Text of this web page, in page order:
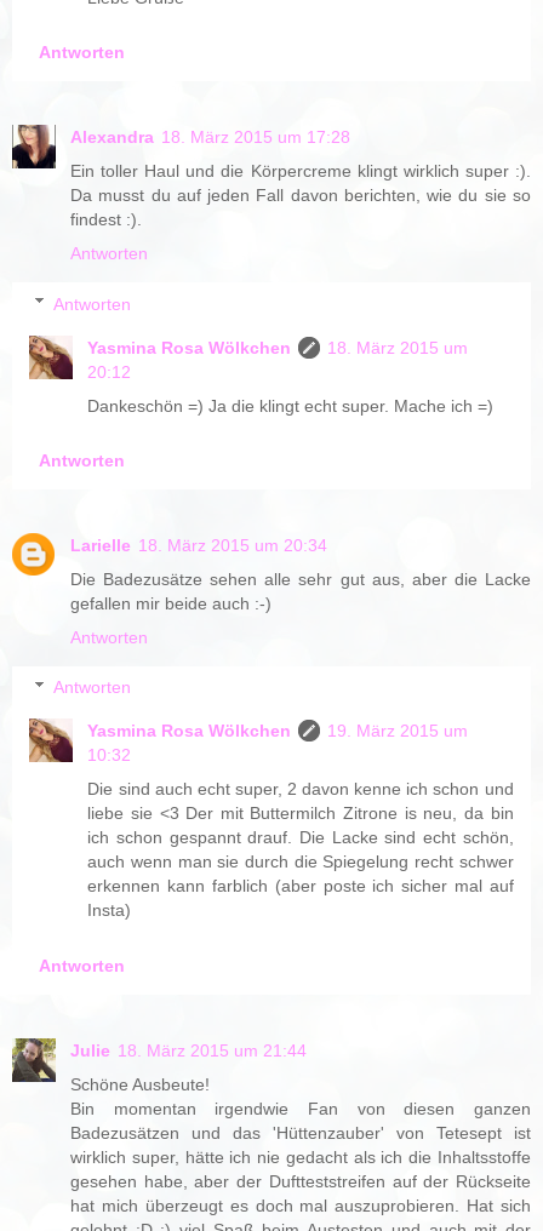
Antworten
Alexandra 18. März 2015 um 17:28
Ein toller Haul und die Körpercreme klingt wirklich super :).
Da musst du auf jeden Fall davon berichten, wie du sie so
findest :).
Antworten
Antworten
Yasmina Rosa Wölkchen
18. März 2015 um
20:12
Dankeschön =) Ja die klingt echt super. Mache ich =)
Antworten
Larielle 18. März 2015 um 20:34
Die Badezusätze sehen alle sehr gut aus, aber die Lacke
gefallen mir beide auch :-)
Antworten
Antworten
Yasmina Rosa Wölkchen
19. März 2015 um
10:32
Die sind auch echt super, 2 davon kenne ich schon und
liebe sie <3 Der mit Buttermilch Zitrone is neu, da bin
ich schon gespannt drauf. Die Lacke sind echt schön,
auch wenn man sie durch die Spiegelung recht schwer
erkennen kann farblich (aber poste ich sicher mal auf
Insta)
Antworten
Julie 18. März 2015 um 21:44
Schöne Ausbeute!
Bin momentan irgendwie Fan von diesen ganzen
Badezusätzen und das 'Hüttenzauber' von Tetesept ist
wirklich super, hätte ich nie gedacht als ich die Inhaltsstoffe
gesehen habe, aber der Duftteststreifen auf der Rückseite
hat mich überzeugt es doch mal auszuprobieren. Hat sich